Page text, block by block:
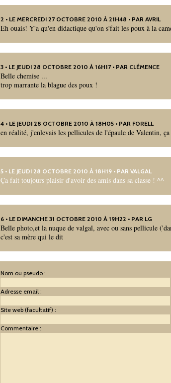
2 • LE MERCREDI 27 OCTOBRE 2010 À 21H48 • PAR AVRIL
Eh ouais! Y'a qu'en didactique qu'on s'fait les poux à la
3 • LE JEUDI 28 OCTOBRE 2010 À 16H17 • PAR CLÉMENCE
Belle chemise ...
trop marrante la blague des poux !
4 • LE JEUDI 28 OCTOBRE 2010 À 18H05 • PAR FORELL
en réalité, j'enlevais les pellicules de l'épaule de Valentin,
5 • LE JEUDI 28 OCTOBRE 2010 À 18H19 • PAR VALGAL
Ça fait toujours plaisir d'avoir des amis dans sa classe ! ^^
6 • LE DIMANCHE 31 OCTOBRE 2010 À 19H22 • PAR LG
Belle photo,et la nuque de valgal, avec ou sans pellicule
c'est sa mère qui le dit
Nom ou pseudo :
Adresse email :
Site web (facultatif) :
Commentaire :